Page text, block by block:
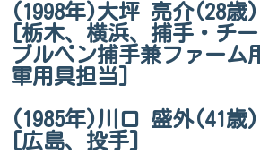
(1998年)大坪 亮介(28歳)
[栃木、横浜、捕手・チ
ブルペン捕手兼ファーム
軍用具担当]
(1985年)川口 盛外(41歳)
[広島、投手]